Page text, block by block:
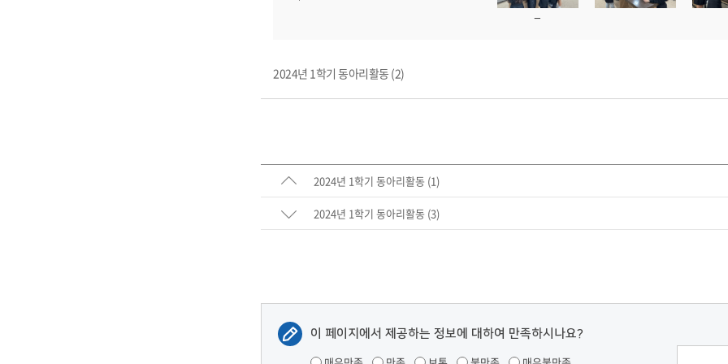
2024년 1학기 동아리활동 (2)
2024년 1학기 동아리활동 (1)
2024년 1학기 동아리활동 (3)
이 페이지에서 제공하는 정보에 대하여 만족하시나요?